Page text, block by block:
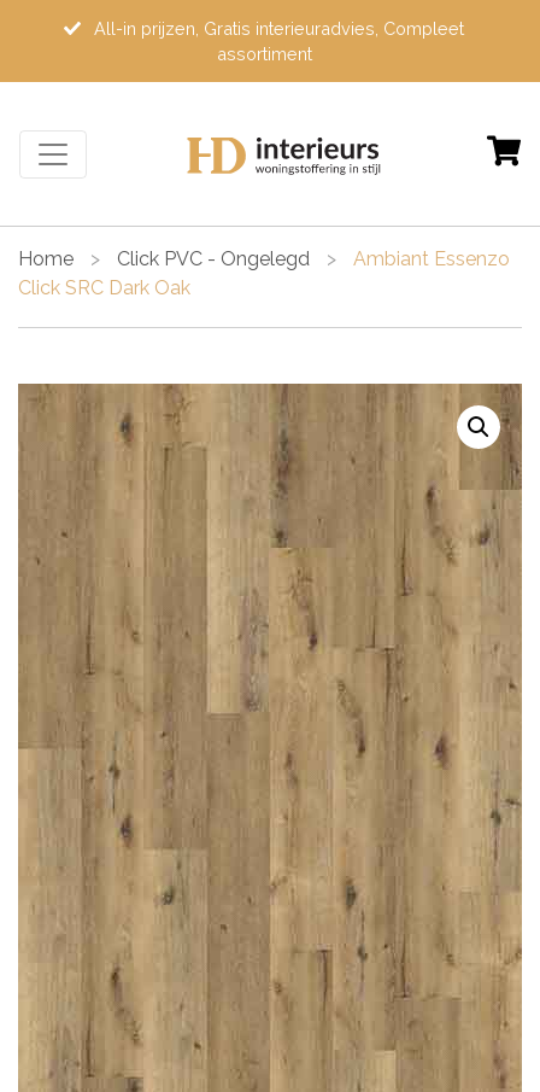
All-in prijzen, Gratis interieuradvies, Compleet
assortiment
Home > Click PVC - Ongelegd >
Ambiant Essenzo
Click SRC Dark Oak